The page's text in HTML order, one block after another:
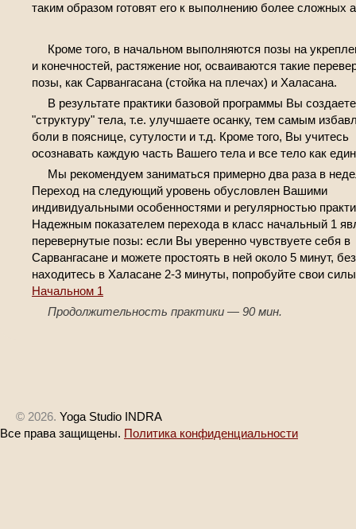
таким образом готовят его к выполнению более сложных
Кроме того, в начальном выполняются позы на
и конечностей, растяжение ног, осваиваются такие
позы, как Сарвангасана (стойка на плечах) и Халасана.
В результате практики базовой программы Вы создаете
"структуру" тела, т.е. улучшаете осанку, тем самым
боли в пояснице, сутулости и т.д. Кроме того, Вы учитесь
осознавать каждую часть Вашего тела и все тело как
Мы рекомендуем заниматься примерно два раза в
Переход на следующий уровень обусловлен Вашими
индивидуальными особенностями и регулярностью
Надежным показателем перехода в класс начальный 1
перевернутые позы: если Вы уверенно чувствуете себя в
Сарвангасане и можете простоять в ней около 5 минут,
находитесь в Халасане 2-3 минуты, попробуйте свои
Начальном 1
Продолжительность практики — 90 мин.
© 2026. Yoga Studio INDRA
Все права защищены. Политика конфиденциальности